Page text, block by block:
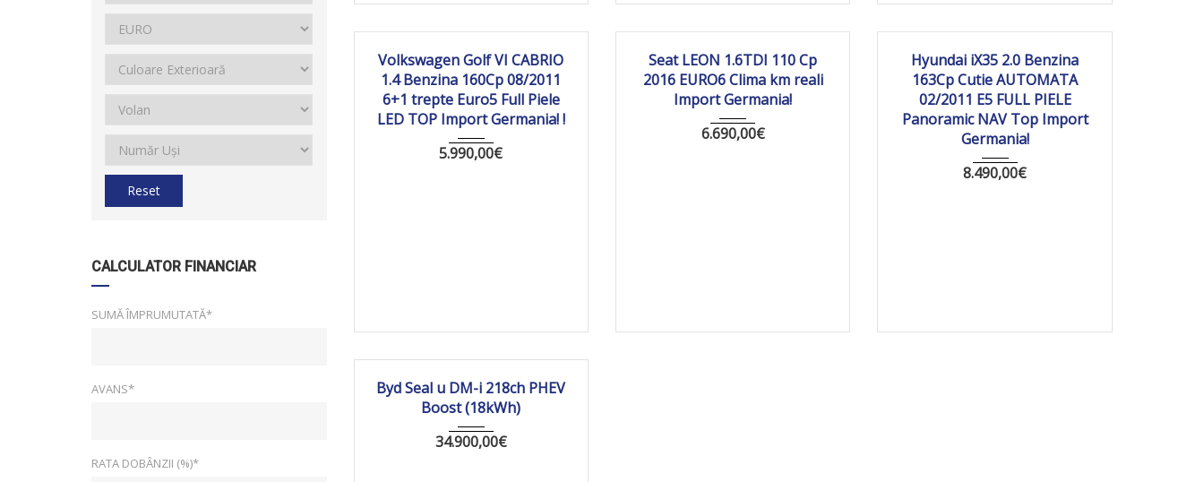
Reset
CALCULATOR FINANCIAR
SUMĂ ÎMPRUMUTATĂ*
AVANS*
RATA DOBÂNZII (%)*
2011 Manua... 178 198
Volkswagen Golf VI CABRIO
1.4 Benzina 160Cp 08/2011
6+1 trepte Euro5 Full Piele
LED TOP Import Germania! !
5.990,00€
2016 Manua... 191 373
Seat LEON 1.6TDI 110 Cp
2016 EURO6 Clima km reali
Import Germania!
6.690,00€
2011 Autom... 161 778
Hyundai iX35 2.0 Benzina
163Cp Cutie AUTOMATA
02/2011 E5 FULL PIELE
Panoramic NAV Top Import
Germania!
8.490,00€
2026 Autom... 10 km
Byd Seal u DM-i 218ch PHEV
Boost (18kWh)
34.900,00€